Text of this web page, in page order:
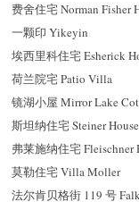
费舍住宅 Norman Fisher
一颗印 Yikeyin
埃西里科住宅 Esherick
荷兰院宅 Patio Villa
镜湖小屋 Mirror Lake
斯坦纳住宅 Steiner House
弗莱施纳住宅 Fleischner
莫勒住宅 Villa Moller
法尔肯贝格街 119 号